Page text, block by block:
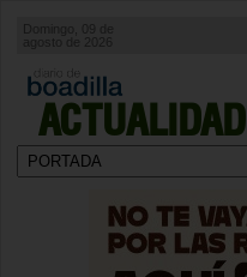
ACTUALIDAD
Domingo, 09 de
agosto de 2026